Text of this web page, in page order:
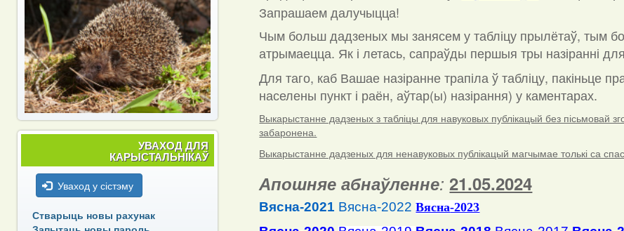
Запрашаем далучыцца!
Чым больш дадзеных мы занясем у табліцу прылётаў, тым
атрымаецца. Як і летась, сапраўды першыя тры назіранні
Для таго, каб Вашае назіранне трапіла ў табліцу, пакіньце
населены пункт і раён, аўтар(ы) назірання) у каментарах.
Выкарыстанне дадзеных з табліцы для навуковых публікацый без пісьмовай
забаронена.
Выкарыстанне дадзеных для ненавуковых публікацый магчымае толькі са
Апошняе абнаўленне: 21.05.2024
Вясна-2021 Вясна-2022 Вясна-2023
УВАХОД ДЛЯ
КАРЫСТАЛЬНІКАЎ
Уваход у сістэму
Стварыць новы рахунак